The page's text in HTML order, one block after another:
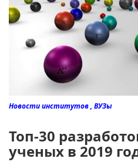
Новости институтов , ВУЗы
Топ-30
ученых в 2019